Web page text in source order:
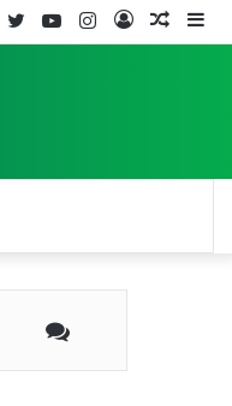
Log
Instagram
YouTube
Twitter
Facebook